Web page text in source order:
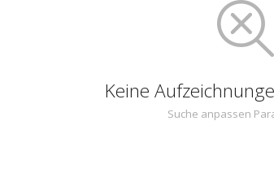
Keine
Suche anpassen